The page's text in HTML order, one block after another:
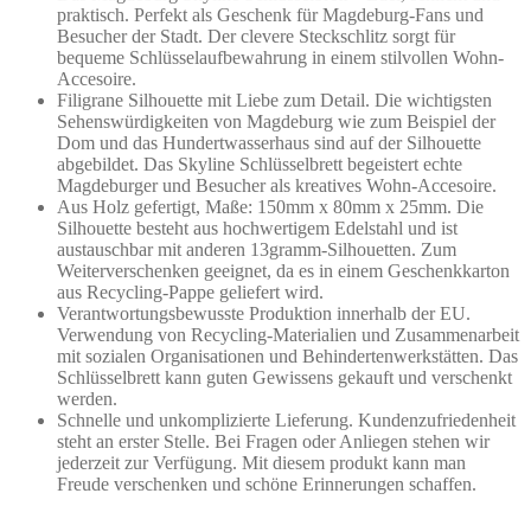
praktisch. Perfekt als Geschenk für Magdeburg-Fans und
Besucher der Stadt. Der clevere Steckschlitz sorgt für
bequeme Schlüsselaufbewahrung in einem stilvollen Wohn-
Accesoire.
Filigrane Silhouette mit Liebe zum Detail. Die wichtigsten
Sehenswürdigkeiten von Magdeburg wie zum Beispiel der
Dom und das Hundertwasserhaus sind auf der Silhouette
abgebildet. Das Skyline Schlüsselbrett begeistert echte
Magdeburger und Besucher als kreatives Wohn-Accesoire.
Aus Holz gefertigt, Maße: 150mm x 80mm x 25mm. Die
Silhouette besteht aus hochwertigem Edelstahl und ist
austauschbar mit anderen 13gramm-Silhouetten. Zum
Weiterverschenken geeignet, da es in einem Geschenkkarton
aus Recycling-Pappe geliefert wird.
Verantwortungsbewusste Produktion innerhalb der EU.
Verwendung von Recycling-Materialien und Zusammenarbeit
mit sozialen Organisationen und Behindertenwerkstätten. Das
Schlüsselbrett kann guten Gewissens gekauft und verschenkt
werden.
Schnelle und unkomplizierte Lieferung. Kundenzufriedenheit
steht an erster Stelle. Bei Fragen oder Anliegen stehen wir
jederzeit zur Verfügung. Mit diesem produkt kann man
Freude verschenken und schöne Erinnerungen schaffen.